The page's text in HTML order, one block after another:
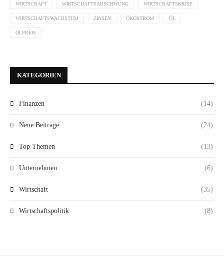
WIRTSCHAFT WIRTSCHAFTSABSCHWUNG WIRTSCHAFTSKRISE
WIRTSCHAFTSWACHSTUM ZINSEN ÖKOSTROM ÖL
ÖLPREIS
KATEGORIEN
Finanzen (14)
Neue Beiträge (24)
Top Themen (13)
Unternehmen (6)
Wirtschaft (35)
Wirtschaftspolitik (8)